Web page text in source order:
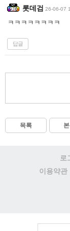
롯데검 26-06-07
ㅋㅋㅋㅋㅋㅋㅋㅋ
답글
목록
로
이용약관